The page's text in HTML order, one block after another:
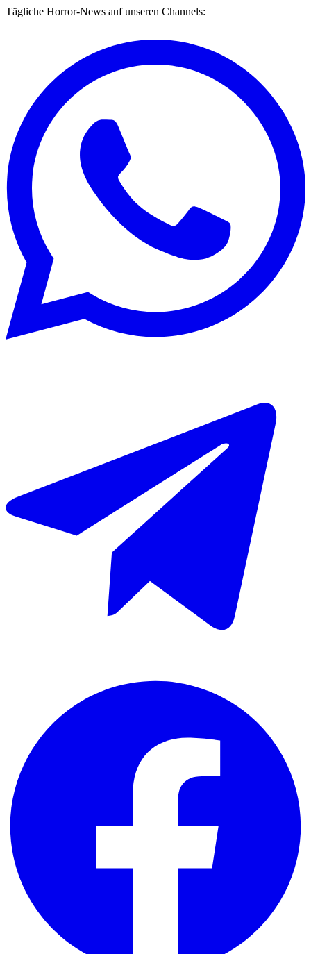
Tägliche Horror-News auf unseren Channels: